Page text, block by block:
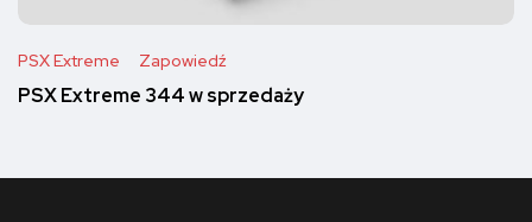
PSX Extreme Zapowiedź
PSX Extreme 344 w sprzedaży